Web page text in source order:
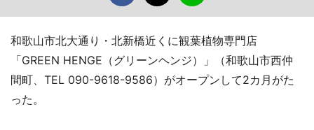
和歌山市北大通り・北新橋近くに観葉植物専門店
「GREEN HENGE（グリーンヘンジ）」（和歌山市西仲
間町、TEL 090-9618-9586）がオープンして2カ月がた
った。